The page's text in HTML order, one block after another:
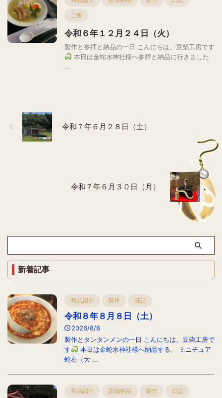
ご飯
令和６年１２月２４日（火）
製作と参拝と納品の一日 こんにちは、豆柴工房です
本日は金蛇水神社様へ参拝と納品に行きました
...
令和７年６月２８日（土）
令和７年６月３０日（月）
新着記事
商品紹介 製作 日記
令和８年８月８日（土）
2026/8/8
製作とタンタンメンの一日 こんにちは、豆柴工房で
す
本日は金蛇水神社様へ納品する、 ミニチュア
蛇石（大 ...
商品紹介 店舗納品 製作 日記